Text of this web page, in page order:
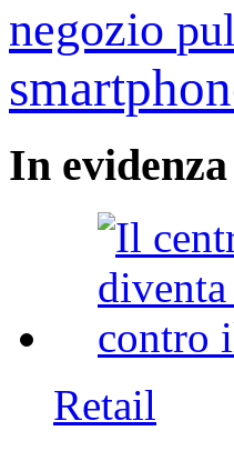
negozio
In evidenza
Retail